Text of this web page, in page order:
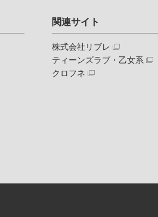
関連サイト
株式会社リブレ
ティーンズラブ・乙女系
クロフネ